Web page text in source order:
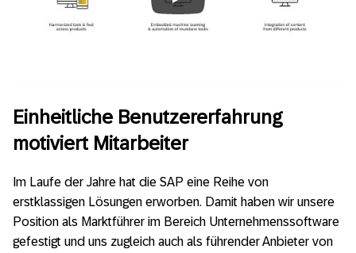
Always allow YouTube
Einheitliche Benutzererfahrung
motiviert Mitarbeiter
Im Laufe der Jahre hat die SAP eine Reihe von
erstklassigen Lösungen erworben. Damit haben wir unsere
Position als Marktführer im Bereich Unternehmenssoftware
gefestigt und uns zugleich auch als führender Anbieter von